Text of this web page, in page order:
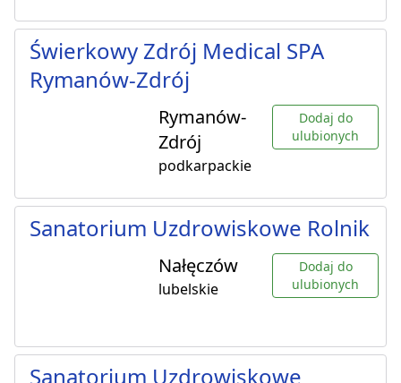
Świerkowy Zdrój Medical SPA
Rymanów-Zdrój
Rymanów-
Zdrój
podkarpackie
Dodaj do
ulubionych
Sanatorium Uzdrowiskowe Rolnik
Nałęczów
lubelskie
Dodaj do
ulubionych
Sanatorium Uzdrowiskowe